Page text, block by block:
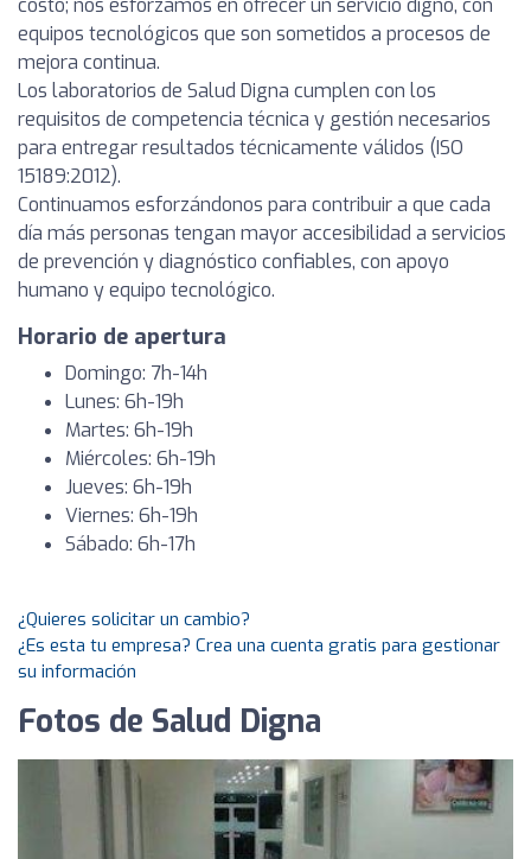
costo; nos esforzamos en ofrecer un servicio digno, con
equipos tecnológicos que son sometidos a procesos de
mejora continua.
Los laboratorios de Salud Digna cumplen con los
requisitos de competencia técnica y gestión necesarios
para entregar resultados técnicamente válidos (ISO
15189:2012).
Continuamos esforzándonos para contribuir a que cada
día más personas tengan mayor accesibilidad a servicios
de prevención y diagnóstico confiables, con apoyo
humano y equipo tecnológico.
Horario de apertura
Domingo: 7h-14h
Lunes: 6h-19h
Martes: 6h-19h
Miércoles: 6h-19h
Jueves: 6h-19h
Viernes: 6h-19h
Sábado: 6h-17h
¿Quieres solicitar un cambio?
¿Es esta tu empresa? Crea una cuenta gratis para gestionar
su información
Fotos de Salud Digna